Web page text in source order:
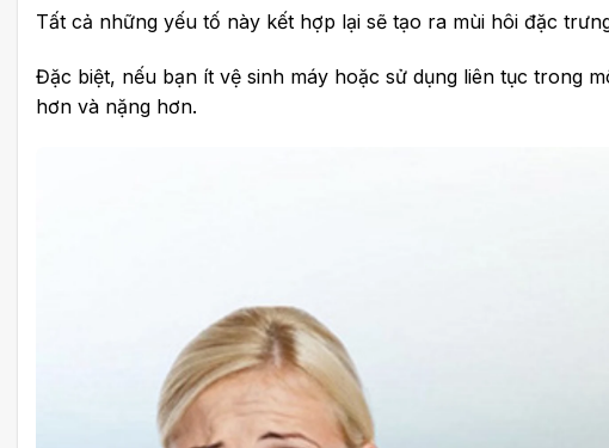
Tất cả những yếu tố này kết hợp lại sẽ tạo ra mùi hôi đặc
Đặc biệt, nếu bạn ít vệ sinh máy hoặc sử dụng liên tục trong
hơn và nặng hơn.